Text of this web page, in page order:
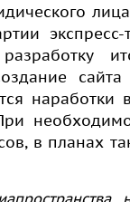
наработки
в планах